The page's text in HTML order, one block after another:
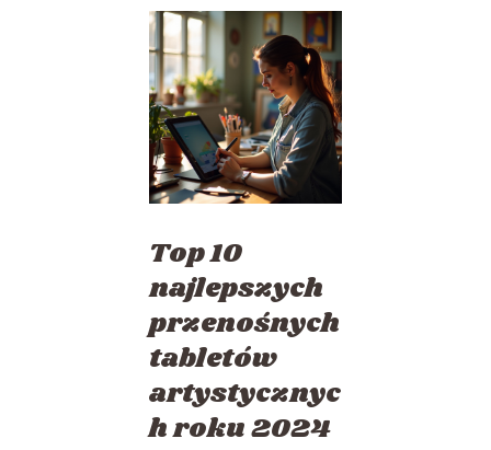
Top 10
najlepszych
przenośnych
tabletów
artystycznyc
h roku 2024